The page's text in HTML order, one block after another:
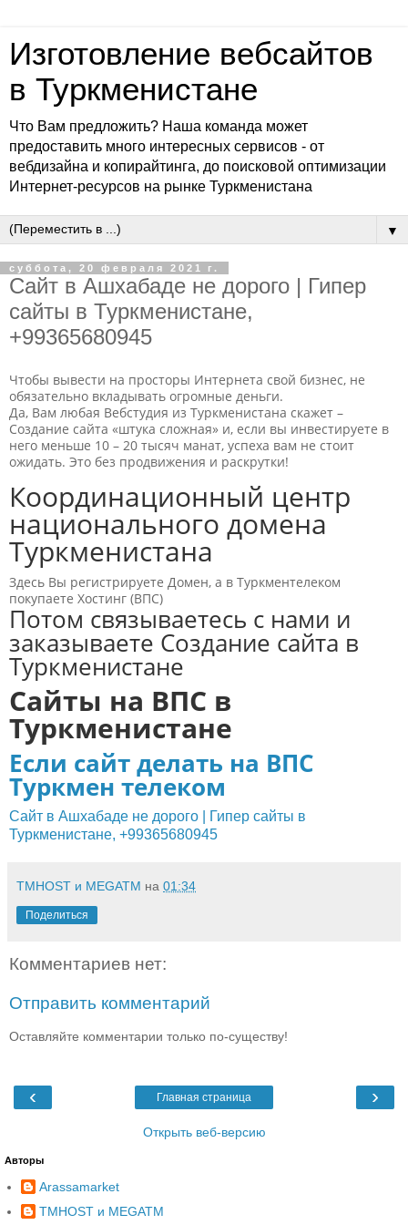
Изготовление вебсайтов
в Туркменистане
Что Вам предложить? Наша команда может
предоставить много интересных сервисов - от
вебдизайна и копирайтинга, до поисковой оптимизации
Интернет-ресурсов на рынке Туркменистана
▼
суббота, 20 февраля 2021 г.
Сайт в Ашхабаде не дорого | Гипер
сайты в Туркменистане,
+99365680945
Чтобы вывести на просторы Интернета свой бизнес, не
обязательно вкладывать огромные деньги.
Да, Вам любая Вебстудия из Туркменистана скажет –
Создание сайта «штука сложная» и, если вы инвестируете в
него меньше 10 – 20 тысяч манат, успеха вам не стоит
ожидать. Это без продвижения и раскрутки!
Координационный центр
национального домена
Туркменистана
Здесь Вы регистрируете Домен, а в Туркментелеком
покупаете Хостинг (ВПС)
Потом связываетесь с нами и
заказываете Создание сайта в
Туркменистане
Сайты на ВПС в
Туркменистане
Если сайт делать на ВПС
Туркмен телеком
Сайт в Ашхабаде не дорого | Гипер сайты в
Туркменистане, +99365680945
TMHOST и MEGATM на 01:34
Поделиться
Комментариев нет:
Отправить комментарий
Оставляйте комментарии только по-существу!
‹ ›
Главная страница
Открыть веб-версию
Авторы
Arassamarket
TMHOST и MEGATM